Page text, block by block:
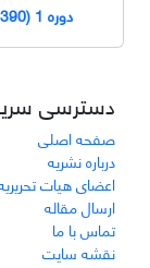
دوره 1 (1390)
دسترسی
صفحه اصلی
درباره نشریه
اعضای هیات
ارسال مقاله
تماس با ما
نقشه سایت